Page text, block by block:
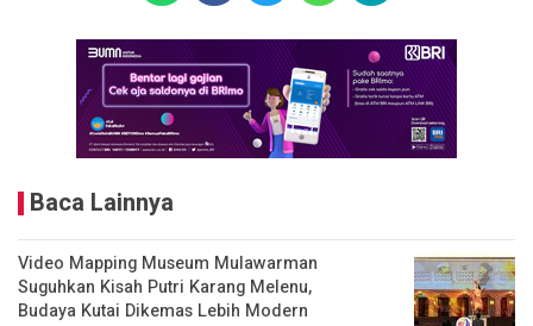
Baca Lainnya
Video Mapping Museum Mulawarman
Suguhkan Kisah Putri Karang Melenu,
Budaya Kutai Dikemas Lebih Modern